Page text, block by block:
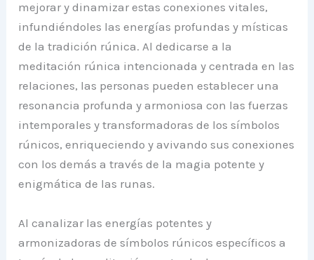
mejorar y dinamizar estas conexiones vitales,
infundiéndoles las energías profundas y místicas
de la tradición rúnica. Al dedicarse a la
meditación rúnica intencionada y centrada en las
relaciones, las personas pueden establecer una
resonancia profunda y armoniosa con las fuerzas
intemporales y transformadoras de los símbolos
rúnicos, enriqueciendo y avivando sus conexiones
con los demás a través de la magia potente y
enigmática de las runas.
Al canalizar las energías potentes y
armonizadoras de símbolos rúnicos específicos a